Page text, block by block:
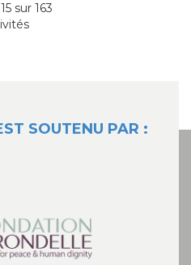
sur 163
SOUTENU PAR :